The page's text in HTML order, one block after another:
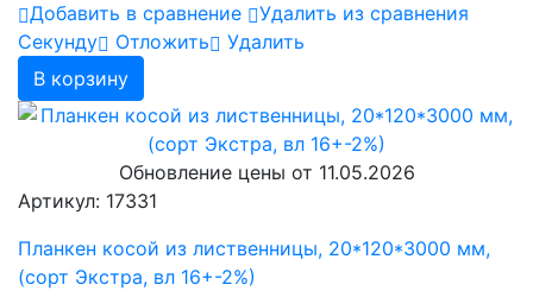
Добавить в сравнение
Удалить из сравнения
Cекунду
Отложить
Удалить
В корзину
Обновление цены от 11.05.2026
Артикул: 17331
Планкен косой из лиственницы, 20*120*3000 мм,
(сорт Экстра, вл 16+-2%)